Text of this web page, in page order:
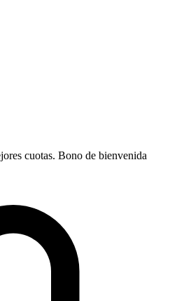
cuotas. Bono de bienvenida